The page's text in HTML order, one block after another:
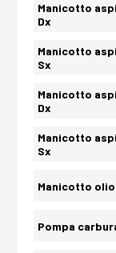
Manicotto
Dx
Manicotto
Sx
Manicotto
Dx
Manicotto
Sx
Manicotto olio
Pompa